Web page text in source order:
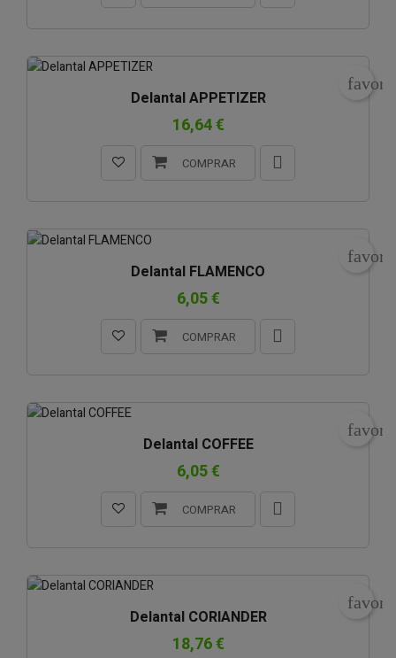
Delantal APPETIZER
16,64 €
COMPRAR
Delantal FLAMENCO
6,05 €
COMPRAR
Delantal COFFEE
6,05 €
COMPRAR
Delantal CORIANDER
18,76 €